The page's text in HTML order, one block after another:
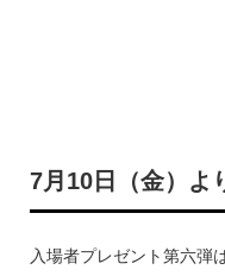
7月10日（金）よ
入場者プレゼント第六弾